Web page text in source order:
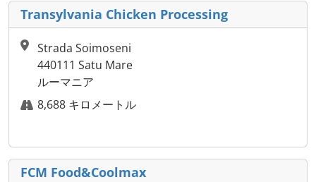
Transylvania Chicken Processing
Strada Soimoseni
440111 Satu Mare
ルーマニア
8,688 キロメートル
FCM Food&Coolmax